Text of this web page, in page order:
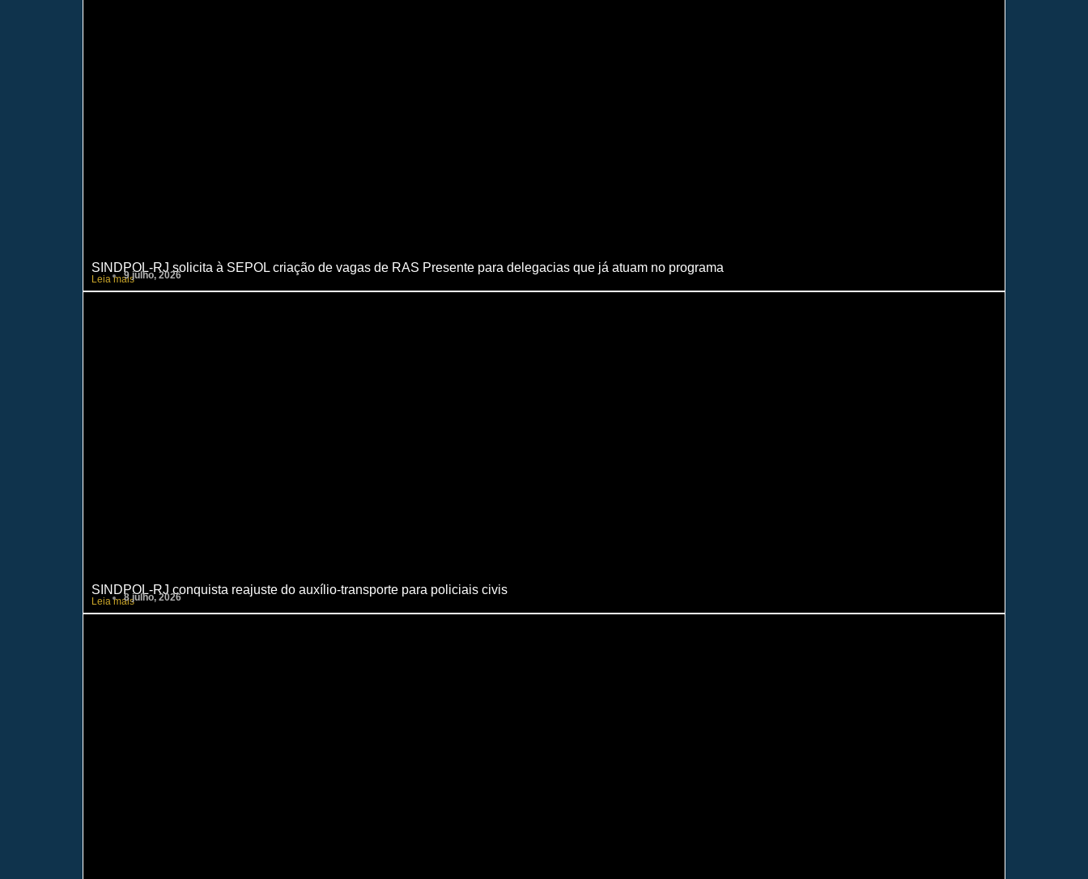
SINDPOL-RJ solicita à SEPOL criação de vagas de RAS Presente para delegacias que já atuam no programa
Leia mais9 julho, 2026
SINDPOL-RJ conquista reajuste do auxílio-transporte para policiais civis
Leia mais8 julho, 2026